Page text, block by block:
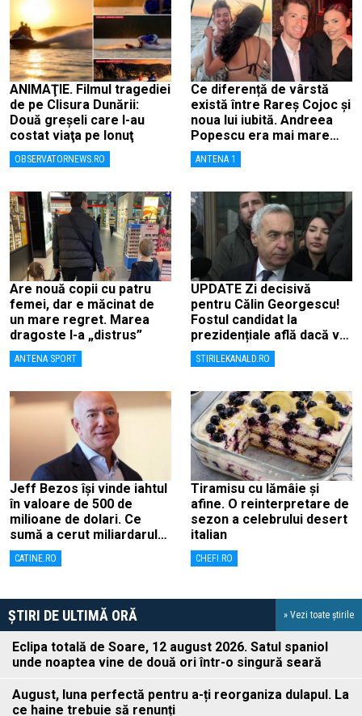
ANIMAŢIE. Filmul tragediei
de pe Clisura Dunării:
Două greşeli care l-au
costat viaţa pe Ionuţ
OBSERVATORNEWS.RO
Ce diferență de vârstă
există între Rareș Cojoc și
noua lui iubită. Andreea
Popescu era mai mare
decât el
ANTENA 1
Are nouă copii cu patru
femei, dar e măcinat de
un mare regret. Marea
dragoste l-a „distrus”
ANTENA SPORT
UPDATE Zi decisivă
pentru Călin Georgescu!
Fostul candidat la
prezidențiale află dacă va
fi judecat pentru tentativă
de lovitură de stat
STIRILEKANALD.RO
Jeff Bezos își vinde iahtul
în valoare de 500 de
milioane de dolari. Ce
sumă a cerut miliardarul
pentru nava sa, Koru
CATINE.RO
Tiramisu cu lămâie și
afine. O reinterpretare de
sezon a celebrului desert
italian
CHEFI.RO
ȘTIRI DE ULTIMĂ ORĂ » Vezi toate știrile
Eclipa totală de Soare, 12 august 2026. Satul spaniol
unde noaptea vine de două ori într-o singură seară
August, luna perfectă pentru a-ți reorganiza dulapul. La
ce haine trebuie să renunți